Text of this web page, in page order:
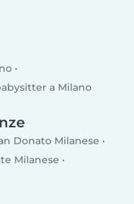
a Milano
Donato Milanese
Milanese